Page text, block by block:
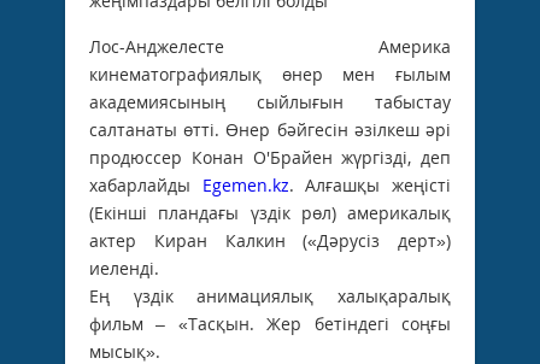
Лос-Анджелесте Америка
кинематографиялық өнер мен ғылым
академиясының сыйлығын табыстау
салтанаты өтті. Өнер бәйгесін әзілкеш әрі
продюссер Конан О'Брайен жүргізді, деп
хабарлайды Egemen.kz. Алғашқы жеңісті
(Екінші пландағы үздік рөл) америкалық
актер Киран Калкин («Дәрусіз дерт»)
иеленді.
Ең үздік анимациялық халықаралық
фильм – «Тасқын. Жер бетіндегі соңғы
мысық».